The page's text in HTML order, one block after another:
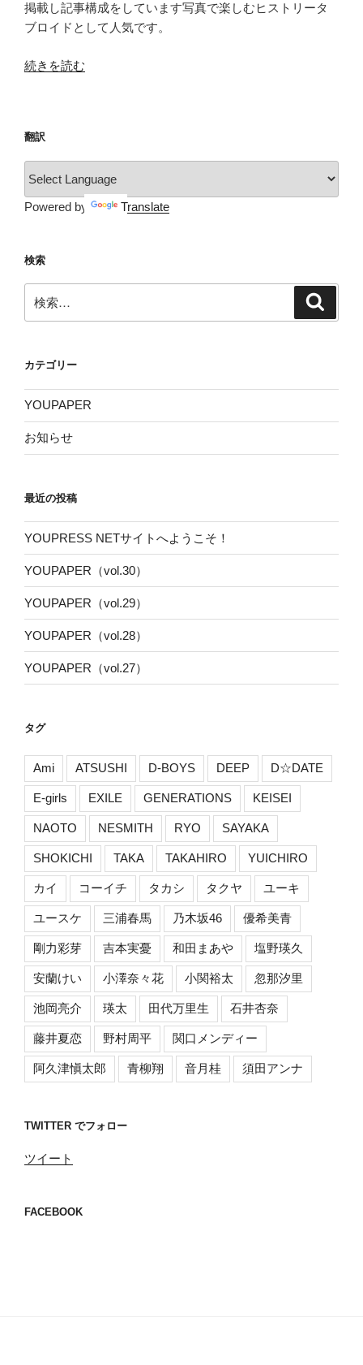
掲載し記事構成をしています写真で楽しむヒストリータ
ブロイドとして人気です。
“YOUPAPER（vol.21）”
続きを読む
翻訳
Powered by Translate
検索
索:
カテゴリー
YOUPAPER
お知らせ
最近の投稿
YOUPRESS NETサイトへようこそ！
YOUPAPER（vol.30）
YOUPAPER（vol.29）
YOUPAPER（vol.28）
YOUPAPER（vol.27）
タグ
Ami ATSUSHI D-BOYS DEEP D☆DATE
E-girls EXILE GENERATIONS KEISEI
NAOTO NESMITH RYO SAYAKA
SHOKICHI TAKA TAKAHIRO YUICHIRO
カイ コーイチ タカシ タクヤ ユーキ
ユースケ 三浦春馬 乃木坂46 優希美青
剛力彩芽 吉本実憂 和田まあや 塩野瑛久
安蘭けい 小澤奈々花 小関裕太 忽那汐里
池岡亮介 瑛太 田代万里生 石井杏奈
藤井夏恋 野村周平 関口メンディー
阿久津愼太郎 青柳翔 音月桂 須田アンナ
TWITTER でフォロー
ツイート
FACEBOOK